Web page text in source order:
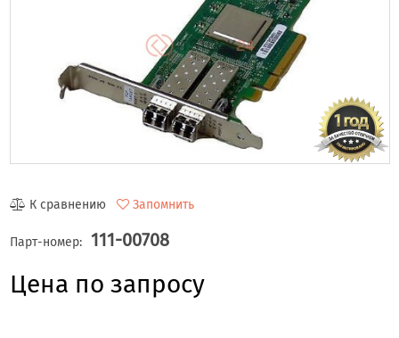
К сравнению Запомнить
Парт-номер: 111-00708
Цена по запросу